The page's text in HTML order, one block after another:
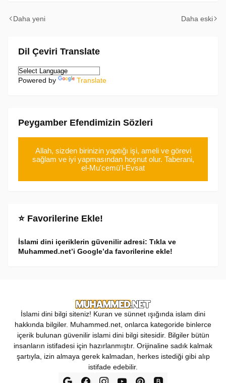
Daha yeni Daha eski
Dil Çeviri Translate
Powered by Translate
Peygamber Efendimizin Sözleri
Allah, sizden birinizin yaptığı işi, ameli ve görevi
sağlam ve iyi yapmasından hoşnut olur. Taberani,
el-Mu'cemü'l-Evsat
⭐ Favorilerine Ekle!
İslami dini içeriklerin güvenilir adresi: Tıkla ve
Muhammed.net’i Google’da favorilerine ekle!
İslami dini bilgi siteniz! Kuran ve sünnet ışığında islam dini
hakkında bilgiler. Muhammed.net, onlarca kategoride binlerce
içerik bulunan güvenilir islami dini bilgi sitesidir. Bilgiler bütün
insanların istifadesi için hazırlanmıştır. Orijinaline sadık kalmak
şartıyla, izin almaya gerek kalmadan, herkes istediği gibi alıp
istifade edebilir.